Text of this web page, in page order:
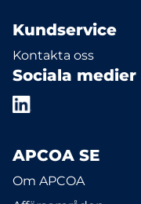
Kundservice
Kontakta oss
Sociala medier
APCOA SE
Om APCOA